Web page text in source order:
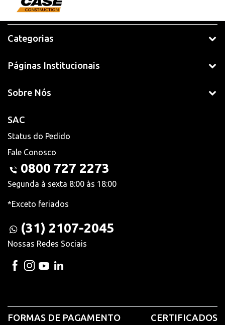
Categorias
Páginas Institucionais
Sobre Nós
SAC
Status do Pedido
Fale Conosco
0800 727 2273
Segunda à sexta 8:00 às 18:00
*Exceto feriados
(31) 2107-2045
Nossas Redes Sociais
FORMAS DE PAGAMENTO CERTIFICADOS